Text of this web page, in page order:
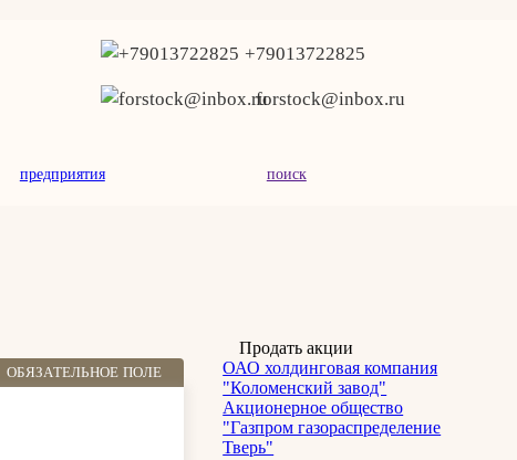
+79013722825
forstock@inbox.ru
предприятия поиск
ОБЯЗАТЕЛЬНОЕ ПОЛЕ
Продать акции
ОАО холдинговая компания
"Коломенский завод"
Акционерное общество
"Газпром газораспределение
Тверь"